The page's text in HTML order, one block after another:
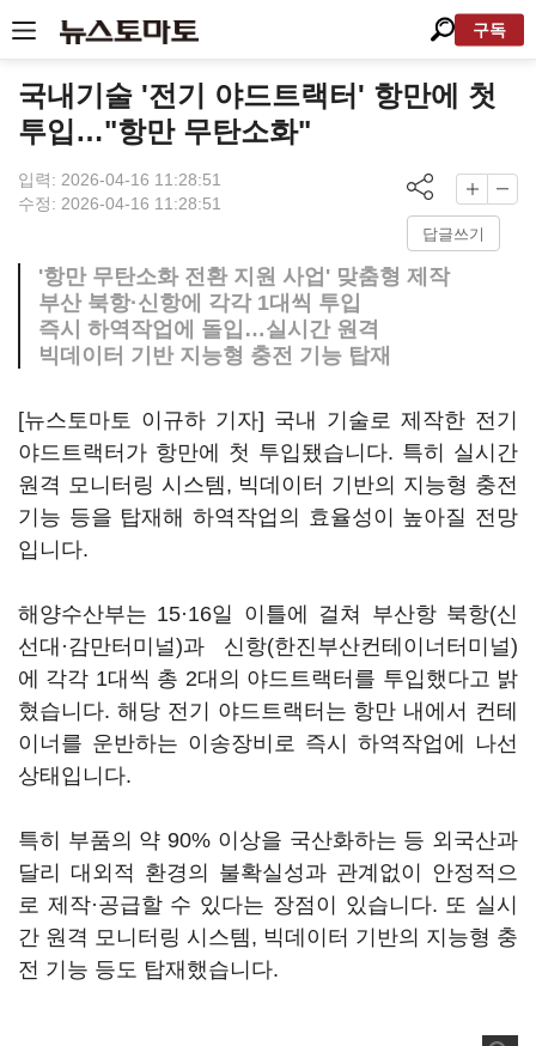
구독
국내기술 '전기 야드트랙터' 항만에 첫
투입…"항만 무탄소화"
입력: 2026-04-16 11:28:51
수정: 2026-04-16 11:28:51
답글쓰기
'항만 무탄소화 전환 지원 사업' 맞춤형 제작
부산 북항·신항에 각각 1대씩 투입
즉시 하역작업에 돌입…실시간 원격
빅데이터 기반 지능형 충전 기능 탑재
[뉴스토마토 이규하 기자] 국내 기술로 제작한 전기
야드트랙터가 항만에 첫 투입됐습니다. 특히 실시간
원격 모니터링 시스템, 빅데이터 기반의 지능형 충전
기능 등을 탑재해 하역작업의 효율성이 높아질 전망
입니다.
해양수산부는 15·16일 이틀에 걸쳐 부산항 북항(신
선대·감만터미널)과 신항(한진부산컨테이너터미널)
에 각각 1대씩 총 2대의 야드트랙터를 투입했다고 밝
혔습니다. 해당 전기 야드트랙터는 항만 내에서 컨테
이너를 운반하는 이송장비로 즉시 하역작업에 나선
상태입니다.
특히 부품의 약 90% 이상을 국산화하는 등 외국산과
달리 대외적 환경의 불확실성과 관계없이 안정적으
로 제작·공급할 수 있다는 장점이 있습니다. 또 실시
간 원격 모니터링 시스템, 빅데이터 기반의 지능형 충
전 기능 등도 탑재했습니다.